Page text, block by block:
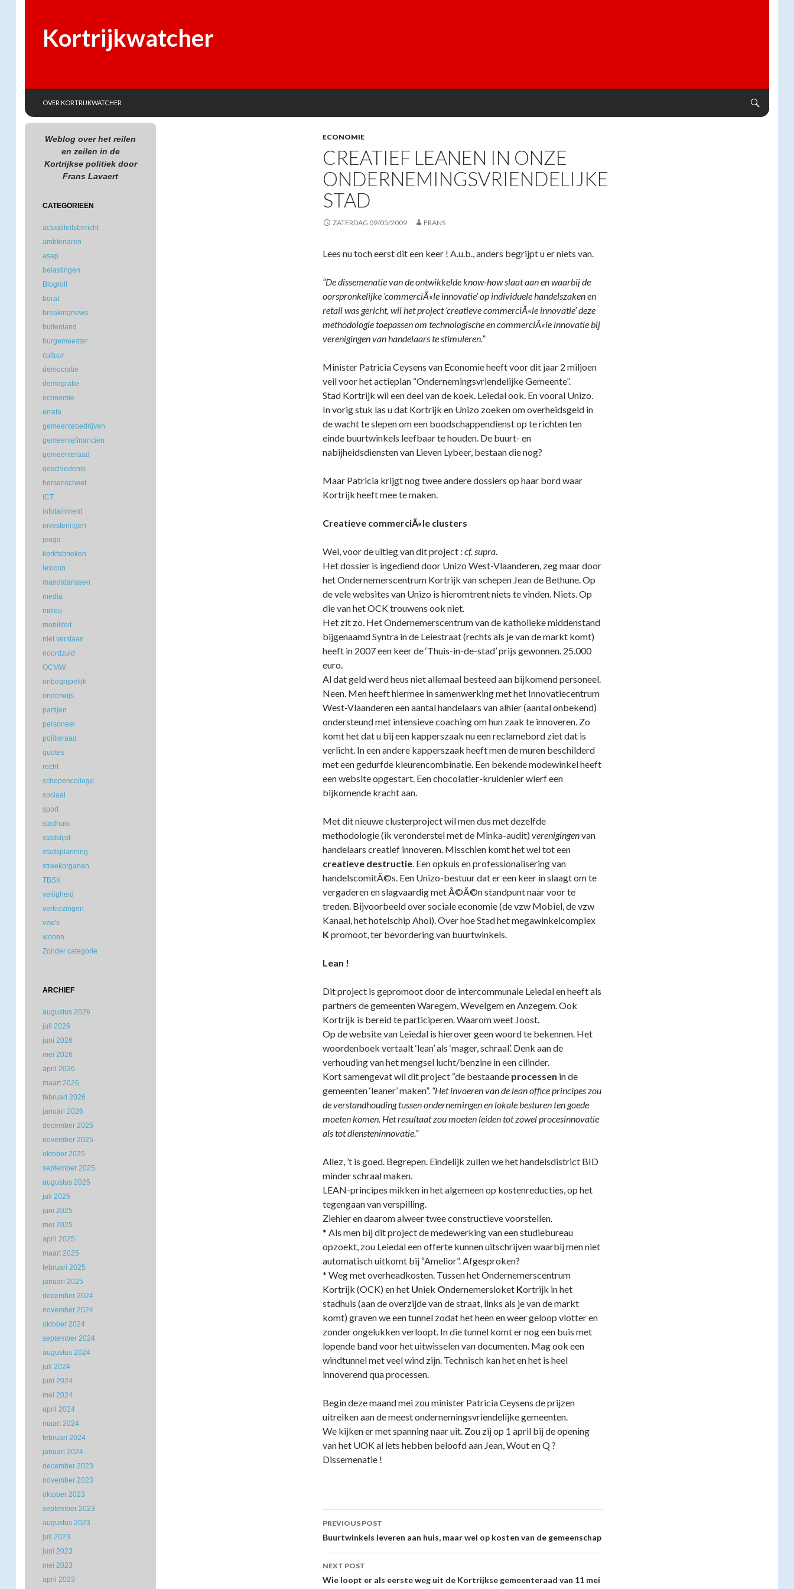
Kortrijkwatcher
OVER KORTRIJKWATCHER
ECONOMIE
CREATIEF LEANEN IN ONZE
ONDERNEMINGSVRIENDELIJKE
STAD
ZATERDAG 09/05/2009 FRANS
Lees nu toch eerst dit een keer ! A.u.b., anders begrijpt u er niets van.
“De dissemenatie van de ontwikkelde know-how slaat aan en waarbij de
oorspronkelijke ‘commerciÃ«le innovatie’ op individuele handelszaken en
retail was gericht, wil het project ‘creatieve commerciÃ«le innovatie’ deze
methodologie toepassen om technologische en commerciÃ«le innovatie bij
verenigingen van handelaars te stimuleren.”
Minister Patricia Ceysens van Economie heeft voor dit jaar 2 miljoen
veil voor het actieplan “Ondernemingsvriendelijke Gemeente”.
Stad Kortrijk wil een deel van de koek. Leiedal ook. En vooral Unizo.
In vorig stuk las u dat Kortrijk en Unizo zoeken om overheidsgeld in
de wacht te slepen om een boodschappendienst op te richten ten
einde buurtwinkels leefbaar te houden. De buurt- en
nabijheidsdiensten van Lieven Lybeer, bestaan die nog?
Maar Patricia krijgt nog twee andere dossiers op haar bord waar
Kortrijk heeft mee te maken.
Creatieve commerciÃ«le clusters
Wel, voor de uitleg van dit project : cf. supra.
Het dossier is ingediend door Unizo West-Vlaanderen, zeg maar door
het Ondernemerscentrum Kortrijk van schepen Jean de Bethune. Op
de vele websites van Unizo is hieromtrent niets te vinden. Niets. Op
die van het OCK trouwens ook niet.
Het zit zo. Het Ondernemerscentrum van de katholieke middenstand
bijgenaamd Syntra in de Leiestraat (rechts als je van de markt komt)
heeft in 2007 een keer de ‘Thuis-in-de-stad’ prijs gewonnen. 25.000
euro.
Al dat geld werd heus niet allemaal besteed aan bijkomend personeel.
Neen. Men heeft hiermee in samenwerking met het Innovatiecentrum
West-Vlaanderen een aantal handelaars van alhier (aantal onbekend)
ondersteund met intensieve coaching om hun zaak te innoveren. Zo
komt het dat u bij een kapperszaak nu een reclamebord ziet dat is
verlicht. In een andere kapperszaak heeft men de muren beschilderd
met een gedurfde kleurencombinatie. Een bekende modewinkel heeft
een website opgestart. Een chocolatier-kruidenier wierf een
bijkomende kracht aan.
Met dit nieuwe clusterproject wil men dus met dezelfde
methodologie (ik veronderstel met de Minka-audit) verenigingenvan
handelaars creatief innoveren. Misschien komt het wel tot een
creatieve destructie. Een opkuis en professionalisering van
handelscomitÃ©s. Een Unizo-bestuur dat er een keer in slaagt om te
vergaderen en slagvaardig met Ã©Ã©n standpunt naar voor te
treden. Bijvoorbeeld over sociale economie (de vzw Mobiel, de vzw
Kanaal, het hotelschip Ahoi). Over hoe Stad het megawinkelcomplex
K promoot, ter bevordering van buurtwinkels.
Lean !
Dit project is gepromoot door de intercommunale Leiedal en heeft als
partners de gemeenten Waregem, Wevelgem en Anzegem. Ook
Kortrijk is bereid te participeren. Waarom weet Joost.
Op de website van Leiedal is hierover geen woord te bekennen. Het
woordenboek vertaalt ‘lean’ als ‘mager, schraal’. Denk aan de
verhouding van het mengsel lucht/benzine in een cilinder.
Kort samengevat wil dit project “de bestaande processen in de
gemeenten ‘leaner’ maken”. “Het invoeren van de lean office principes zou
de verstandhouding tussen ondernemingen en lokale besturen ten goede
moeten komen. Het resultaat zou moeten leiden tot zowel procesinnovatie
als tot diensteninnovatie.”
Allez, ’t is goed. Begrepen. Eindelijk zullen we het handelsdistrict BID
minder schraal maken.
LEAN-principes mikken in het algemeen op kostenreducties, op het
tegengaan van verspilling.
Ziehier en daarom alweer twee constructieve voorstellen.
* Als men bij dit project de medewerking van een studiebureau
opzoekt, zou Leiedal een offerte kunnen uitschrijven waarbij men niet
automatisch uitkomt bij “Amelior”. Afgesproken?
* Weg met overheadkosten. Tussen het Ondernemerscentrum
Kortrijk (OCK) en het Uniek Ondernemersloket Kortrijk in het
stadhuis (aan de overzijde van de straat, links als je van de markt
komt) graven we een tunnel zodat het heen en weer geloop vlotter en
zonder ongelukken verloopt. In die tunnel komt er nog een buis met
lopende band voor het uitwisselen van documenten. Mag ook een
windtunnel met veel wind zijn. Technisch kan het en het is heel
innoverend qua processen.
Begin deze maand mei zou minister Patricia Ceysens de prijzen
uitreiken aan de meest ondernemingsvriendelijke gemeenten.
We kijken er met spanning naar uit. Zou zij op 1 april bij de opening
van het UOK al iets hebben beloofd aan Jean, Wout en Q ?
Dissemenatie !
Post
navigation
PREVIOUS POST
Buurtwinkels leveren aan huis, maar wel op kosten van de gemeenschap
NEXT POST
Wie loopt er als eerste weg uit de Kortrijkse gemeenteraad van 11 mei
Weblog over het reilen
en zeilen in de
Kortrijkse politiek door
Frans Lavaert
CATEGORIEËN
actualiteitsbericht
ambtenaren
asap
belastingen
Blogroll
borat
breakingnews
buitenland
burgemeester
cultuur
democratie
demografie
economie
errata
gemeentebedrijven
gemeentefinanciën
gemeenteraad
geschiedenis
hersenscheet
ICT
infotainment
investeringen
jeugd
kerkfabrieken
lexicon
mandatarissen
media
milieu
mobiliteit
niet verstaan
noordzuid
OCMW
onbegrijpelijk
onderwijs
partijen
personeel
politieraad
quotes
recht
schepencollege
sociaal
sport
stadhuis
stadslijst
stadsplanning
streekorganen
TBSK
veiligheid
verkiezingen
vzw's
wonen
Zonder categorie
ARCHIEF
augustus 2026
juli 2026
juni 2026
mei 2026
april 2026
maart 2026
februari 2026
januari 2026
december 2025
november 2025
oktober 2025
september 2025
augustus 2025
juli 2025
juni 2025
mei 2025
april 2025
maart 2025
februari 2025
januari 2025
december 2024
november 2024
oktober 2024
september 2024
augustus 2024
juli 2024
juni 2024
mei 2024
april 2024
maart 2024
februari 2024
januari 2024
december 2023
november 2023
oktober 2023
september 2023
augustus 2023
juli 2023
juni 2023
mei 2023
april 2023